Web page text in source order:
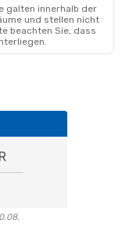
galten innerhalb der
und stellen nicht
beachten Sie, dass